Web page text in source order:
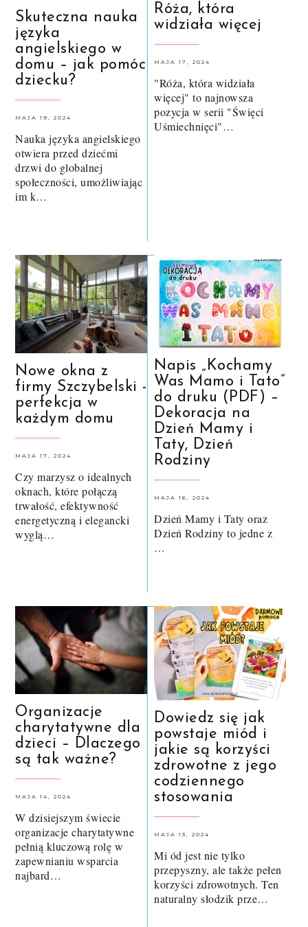
Skuteczna nauka
języka
angielskiego w
domu – jak pomóc
dziecku?
MAJA 19, 2024
Nauka języka angielskiego
otwiera przed dziećmi
drzwi do globalnej
społeczności, umożliwiając
im k…
Róża, która
widziała więcej
MAJA 17, 2024
"Róża, która widziała
więcej" to najnowsza
pozycja w serii "Święci
Uśmiechnięci"…
Nowe okna z
firmy Szczybelski -
perfekcja w
każdym domu
MAJA 17, 2024
Czy marzysz o idealnych
oknach, które połączą
trwałość, efektywność
energetyczną i elegancki
wyglą…
Napis „Kochamy
Was Mamo i Tato”
do druku (PDF) –
Dekoracja na
Dzień Mamy i
Taty, Dzień
Rodziny
MAJA 16, 2024
Dzień Mamy i Taty oraz
Dzień Rodziny to jedne z
…
Organizacje
charytatywne dla
dzieci – Dlaczego
są tak ważne?
MAJA 14, 2024
W dzisiejszym świecie
organizacje charytatywne
pełnią kluczową rolę w
zapewnianiu wsparcia
najbard…
Dowiedz się jak
powstaje miód i
jakie są korzyści
zdrowotne z jego
codziennego
stosowania
MAJA 13, 2024
Mi ód jest nie tylko
przepyszny, ale także pełen
korzyści zdrowotnych. Ten
naturalny słodzik prze…